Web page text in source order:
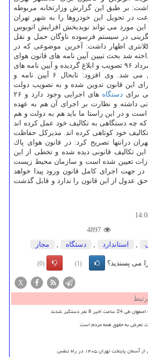
بر طبق این گزارش وزارتخانه مربوطه
در تحویل این خودروها را به شهر تهران
مورد می تواند نویدبخش افزایش اتوبوس
در سیستم فرسوده ناوگان حمل و نقل
اظهار داشت: آخرین موضوعی كه در
شد بحث تبیین آیین نامه های قانون هوای
پاك بود كه این قانون مرداد ۹۶ تصویب و ابلاغ گردیده و آیین نامه های
اجرایی آن باید تدوین می شد. وی افزود: تابحال ۶ آیین نامه و
این قانون تدوین شده و به تصویب دولت
برای دستگاه های اجرایی وجود دارد و ۲۶
داشته و نظارت بر اجرای آن هم به عهده
و در این راستا ما باید هم به دولت و هم
چه دستگاهی به تكالیف خود عمل كرده اند
خود كوتاهی كرده اند. مدیركل حفاظت
درانتها تصریح كرد: در قانون هوای پاك
تكالیف قانونی دیده شده و تخطی از این
تعیین شده است و سازمان محیط زیست
جهت اجرای كامل قانون ورود پیدا خواهد
عدول از این قانون را ندارد و قابل گذشت
4897
, استاندارد , دستگاه , مجاز
می پسندید؟ (1)
(0)
X
تعرض به حقوق همه مردم است